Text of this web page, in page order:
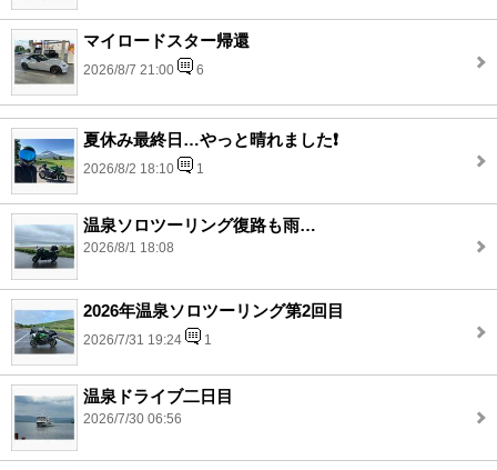
マイロードスター帰還
2026/8/7 21:00 6
夏休み最終日…やっと晴れました❗️
2026/8/2 18:10 1
温泉ソロツーリング復路も雨…
2026/8/1 18:08
2026年温泉ソロツーリング第2回目
2026/7/31 19:24 1
温泉ドライブ二日目
2026/7/30 06:56